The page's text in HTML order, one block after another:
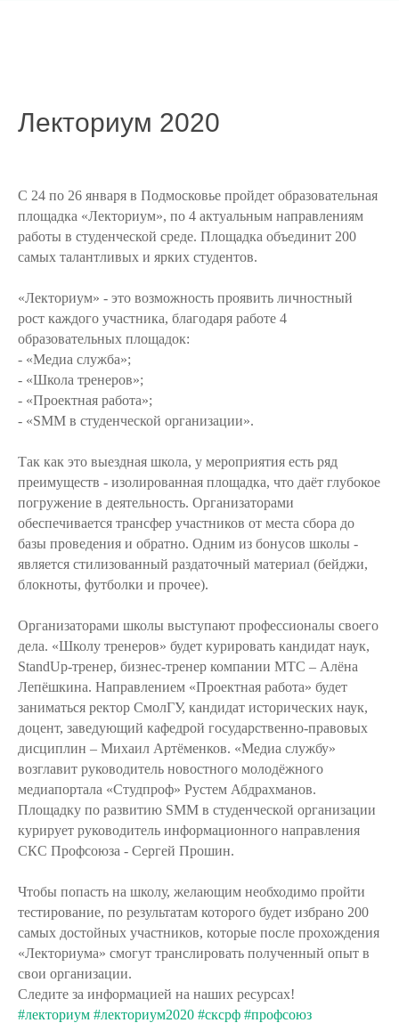
Лекториум 2020
С 24 по 26 января в Подмосковье пройдет образовательная
площадка «Лекториум», по 4 актуальным направлениям
работы в студенческой среде. Площадка объединит 200
самых талантливых и ярких студентов.
«Лекториум» - это возможность проявить личностный
рост каждого участника, благодаря работе 4
образовательных площадок:
- «Медиа служба»;
- «Школа тренеров»;
- «Проектная работа»;
- «SMM в студенческой организации».
Так как это выездная школа, у мероприятия есть ряд
преимуществ - изолированная площадка, что даёт глубокое
погружение в деятельность. Организаторами
обеспечивается трансфер участников от места сбора до
базы проведения и обратно. Одним из бонусов школы -
является стилизованный раздаточный материал (бейджи,
блокноты, футболки и прочее).
Организаторами школы выступают профессионалы своего
дела. «Школу тренеров» будет курировать кандидат наук,
StandUp-тренер, бизнес-тренер компании МТС – Алёна
Лепёшкина. Направлением «Проектная работа» будет
заниматься ректор СмолГУ, кандидат исторических наук,
доцент, заведующий кафедрой государственно-правовых
дисциплин – Михаил Артёменков. «Медиа службу»
возглавит руководитель новостного молодёжного
медиапортала «Студпроф» Рустем Абдрахманов.
Площадку по развитию SMM в студенческой организации
курирует руководитель информационного направления
СКС Профсоюза - Сергей Прошин.
Чтобы попасть на школу, желающим необходимо пройти
тестирование, по результатам которого будет избрано 200
самых достойных участников, которые после прохождения
«Лекториума» смогут транслировать полученный опыт в
свои организации.
Следите за информацией на наших ресурсах!
#лекториум #лекториум2020 #сксрф #профсоюз